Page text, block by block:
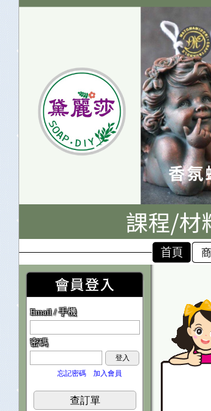
Email / 手機
密碼
登入
忘記密碼
加入會員
查訂單